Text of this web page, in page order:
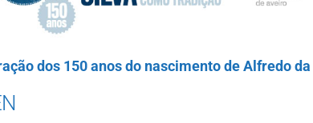
dos 150 anos do nascimento de Alfredo